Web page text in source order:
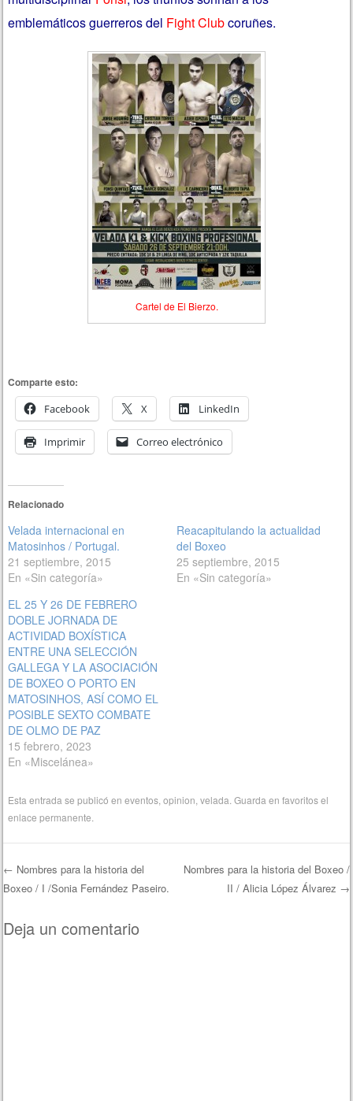
emblemáticos guerreros del Fight Clubcoruñes.
Cartel de El Bierzo.
Comparte esto:
Facebook
X LinkedIn
Imprimir Correo electrónico
Relacionado
Velada internacional en
Matosinhos / Portugal.
21 septiembre, 2015
En «Sin categoría»
Reacapitulando la actualidad
del Boxeo
25 septiembre, 2015
En «Sin categoría»
EL 25 Y 26 DE FEBRERO
DOBLE JORNADA DE
ACTIVIDAD BOXÍSTICA
ENTRE UNA SELECCIÓN
GALLEGA Y LA ASOCIACIÓN
DE BOXEO O PORTO EN
MATOSINHOS, ASÍ COMO EL
POSIBLE SEXTO COMBATE
DE OLMO DE PAZ
15 febrero, 2023
En «Miscelánea»
Esta entrada se publicó eneventos ,opinion ,velada . Guarda en favoritos el
enlace permanente
Navegación de entradas
← Nombres para la historia del
Boxeo / I /Sonia Fernández Paseiro.
Nombres para la historia del Boxeo /
II / Alicia López Álvarez →
Deja un comentario